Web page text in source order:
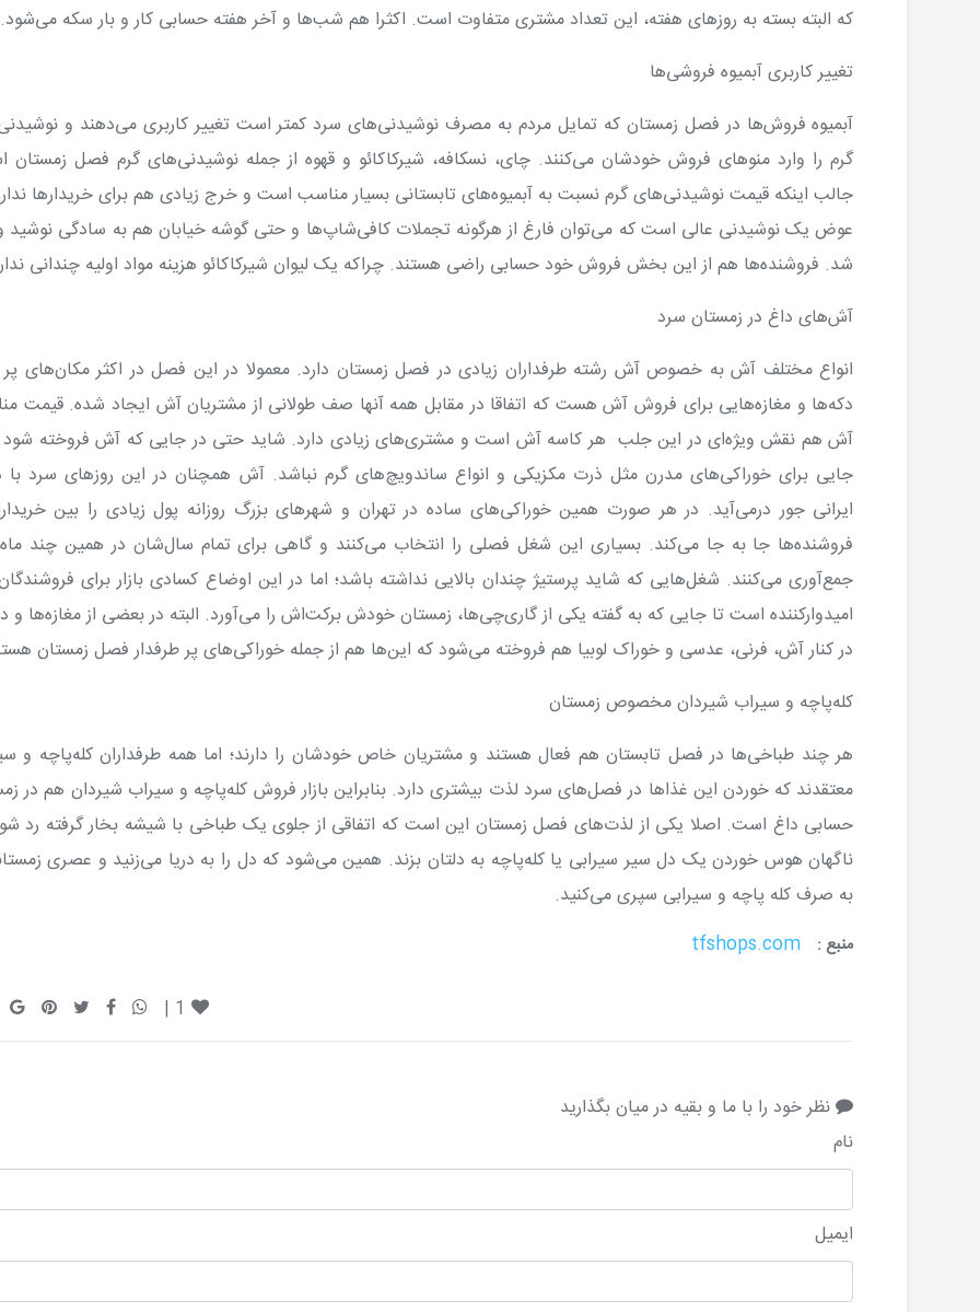
که البته بسته به روزهای هفته، این تعداد مشتری متفاوت است. اکثرا هم شب‌ها و آخر هفته حسابی کار و بار سکه می‌شود.
تغییر کاربری‌ آبمیوه فروشی‌ها
آبمیوه فروش‌ها در فصل زمستان که تمایل مردم به مصرف نوشیدنی‌های سرد کمتر است تغییر کاربری می‌دهند و
گرم را وارد منوهای فروش خودشان می‌کنند. چای، نسکافه، شیرکاکائو و قهوه از جمله نوشیدنی‌های گرم فصل
جالب اینکه قیمت نوشیدنی‌های گرم نسبت به آبمیوه‌های تابستانی بسیار مناسب است و خرج زیادی هم برای خریدارها
عوض یک نوشیدنی عالی است که می‌توان فارغ از هرگونه تجملات کافی‌شاپ‌ها و حتی گوشه خیابان هم به سادگی نوشید
شد. فروشنده‌ها هم از این بخش فروش خود حسابی راضی هستند. چراکه یک لیوان شیرکاکائو هزینه مواد اولیه چندانی
آش‌های داغ در زمستان سرد
انواع مختلف آش به خصوص آش رشته طرفداران زیادی در فصل زمستان دارد. معمولا در این فصل در اکثر مکان‌های پر
دکه‌ها و مغازه‌هایی برای فروش آش هست که اتفاقا در مقابل همه آنها صف طولانی از مشتریان آش ایجاد شده. قیمت
آش هم نقش ویژه‌ای در این جلب هر کاسه آش است و مشتری‌های زیادی دارد. شاید حتی در جایی که آش فروخته شود
جایی برای خوراکی‌های مدرن مثل ذرت مکزیکی و انواع ساندویچ‌های گرم نباشد. آش همچنان در این روزهای سرد با
ایرانی جور درمی‌آید. در هر صورت همین خوراکی‌های ساده در تهران و شهرهای بزرگ روزانه پول زیادی را بین
فروشنده‌ها جا به جا می‌کند. بسیاری این شغل فصلی را انتخاب می‌کنند و گاهی برای تمام سال‌شان در همین چند
جمع‌آوری می‌کنند. شغل‌هایی که شاید پرستیژ چندان بالایی نداشته باشد؛ اما در این اوضاع کسادی بازار برای
امیدوارکننده است تا جایی که به گفته یکی از گاری‌چی‌ها، زمستان خودش برکت‌اش را می‌آورد. البته در بعضی از مغازه‌ها و
در کنار آش، فرنی، عدسی و خوراک لوبیا هم فروخته می‌شود که این‌ها هم از جمله خوراکی‌های پر طرفدار فصل زمستان
کله‌پاچه و سیراب شیردان مخصوص زمستان
هر چند طباخی‌ها در فصل تابستان هم فعال هستند و مشتریان خاص خودشان را دارند؛ اما همه طرفداران کله‌پاچه و
معتقدند که خوردن این غذاها در فصل‌های سرد لذت بیشتری دارد. بنابراین بازار فروش کله‌پاچه و سیراب شیردان هم در
حسابی داغ است. اصلا یکی از لذت‌های فصل زمستان این است که اتفاقی از جلوی یک طباخی با شیشه بخار گرفته رد
ناگهان هوس خوردن یک دل سیر سیرابی یا کله‌پاچه به دلتان بزند. همین می‌شود که دل را به دریا می‌زنید و عصری
به صرف کله پاچه و سیرابی سپری می‌کنید.
منبع : tfshops.com
1
|
نظر خود را با ما و بقیه در میان بگذارید
نام
ایمیل